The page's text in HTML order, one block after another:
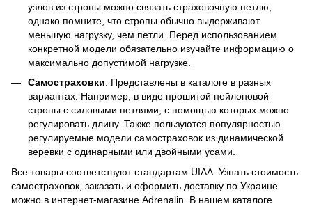
узлов из стропы можно связать страховочную петлю,
однако помните, что стропы обычно выдерживают
меньшую нагрузку, чем петли. Перед использованием
конкретной модели обязательно изучайте информацию о
максимально допустимой нагрузке.
Самостраховки. Представлены в каталоге в разных
вариантах. Например, в виде прошитой нейлоновой
стропы с силовыми петлями, с помощью которых можно
регулировать длину. Также пользуются популярностью
регулируемые модели самостраховок из динамической
веревки с одинарными или двойными усами.
Все товары соответствуют стандартам UIAA. Узнать стоимость
самостраховок, заказать и оформить доставку по Украине
можно в интернет-магазине Adrenalin. В нашем каталоге